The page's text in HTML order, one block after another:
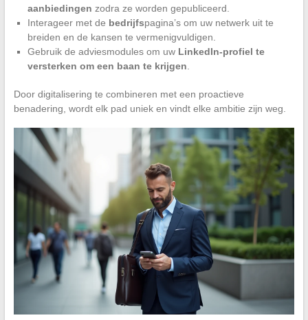
aanbiedingen zodra ze worden gepubliceerd.
Interageer met de bedrijfspagina’s om uw netwerk uit te
breiden en de kansen te vermenigvuldigen.
Gebruik de adviesmodules om uw LinkedIn-profiel te
versterken om een baan te krijgen
Door digitalisering te combineren met een proactieve
benadering, wordt elk pad uniek en vindt elke ambitie zijn weg.